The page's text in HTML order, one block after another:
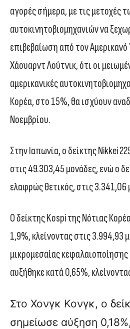
αγορές σήμερα, με τις μετοχές
αυτοκινητοβιομηχανιών να
επιβεβαίωση από τον
Χάουαρντ Λούτνικ, ότι οι
αμερικανικές
Κορέα, στο 15%, θα ισχύουν
Νοεμβρίου.
Στην Ιαπωνία, ο δείκτης Nikkei
στις 49.303,45 μονάδες, ενώ ο
ελαφρώς θετικός, στις 3.341,06
Ο δείκτης Kospi της Νότιας
1,9%, κλείνοντας στις 3.994,93
μικρομεσαίας κεφαλαιοποίησης
αυξήθηκε κατά 0,65%,
Στο Χονγκ Κονγκ, ο
σημείωσε αύξηση